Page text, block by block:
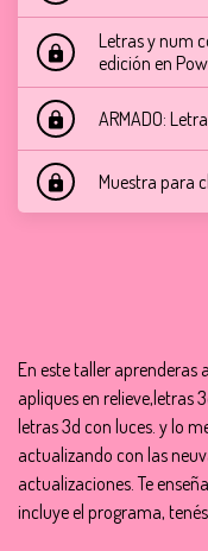
lock
Letras y num
edición en
lock ARMADO:
lock Muestra para
En este taller aprenderas
apliques en relieve,letras
letras 3d con luces. y lo
actualizando con las
actualizaciones. Te
incluye el programa,